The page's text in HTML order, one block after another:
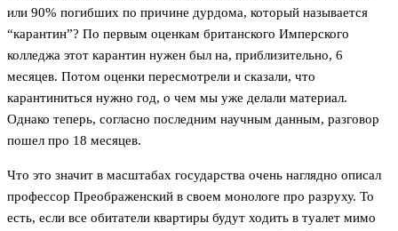
или 90% погибших по причине дурдома, который называется
“карантин”? По первым оценкам британского Имперского
колледжа этот карантин нужен был на, приблизительно, 6
месяцев. Потом оценки пересмотрели и сказали, что
карантиниться нужно год, о чем мы уже делали материал.
Однако теперь, согласно последним научным данным, разговор
пошел про 18 месяцев.
Что это значит в масштабах государства очень наглядно описал
профессор Преображенский в своем монологе про разруху. То
есть, если все обитатели квартиры будут ходить в туалет мимо